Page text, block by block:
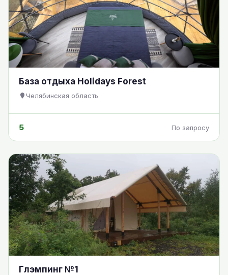
База отдыха Holidays Forest
Челябинская область
5 По запросу
Глэмпинг №1